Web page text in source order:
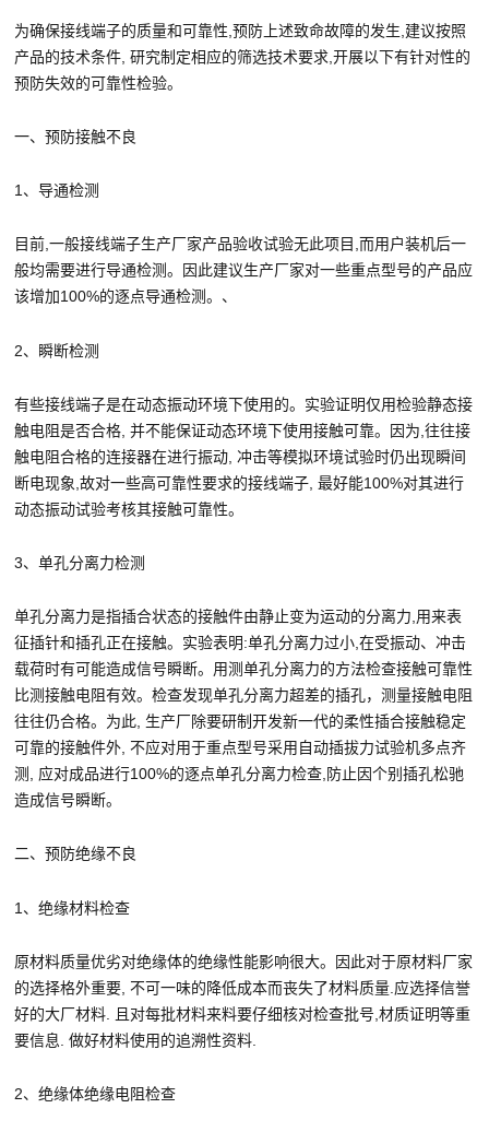
为确保接线端子的质量和可靠性,预防上述致命故障的发生,建议按照
产品的技术条件, 研究制定相应的筛选技术要求,开展以下有针对性的
预防失效的可靠性检验。
一、预防接触不良
1、导通检测
目前,一般接线端子生产厂家产品验收试验无此项目,而用户装机后一
般均需要进行导通检测。因此建议生产厂家对一些重点型号的产品应
该增加100%的逐点导通检测。、
2、瞬断检测
有些接线端子是在动态振动环境下使用的。实验证明仅用检验静态接
触电阻是否合格, 并不能保证动态环境下使用接触可靠。因为,往往接
触电阻合格的连接器在进行振动, 冲击等模拟环境试验时仍出现瞬间
断电现象,故对一些高可靠性要求的接线端子, 最好能100%对其进行
动态振动试验考核其接触可靠性。
3、单孔分离力检测
单孔分离力是指插合状态的接触件由静止变为运动的分离力,用来表
征插针和插孔正在接触。实验表明:单孔分离力过小,在受振动、冲击
载荷时有可能造成信号瞬断。用测单孔分离力的方法检查接触可靠性
比测接触电阻有效。检查发现单孔分离力超差的插孔，测量接触电阻
往往仍合格。为此, 生产厂除要研制开发新一代的柔性插合接触稳定
可靠的接触件外, 不应对用于重点型号采用自动插拔力试验机多点齐
测, 应对成品进行100%的逐点单孔分离力检查,防止因个别插孔松驰
造成信号瞬断。
二、预防绝缘不良
1、绝缘材料检查
原材料质量优劣对绝缘体的绝缘性能影响很大。因此对于原材料厂家
的选择格外重要, 不可一味的降低成本而丧失了材料质量.应选择信誉
好的大厂材料. 且对每批材料来料要仔细核对检查批号,材质证明等重
要信息. 做好材料使用的追溯性资料.
2、绝缘体绝缘电阻检查